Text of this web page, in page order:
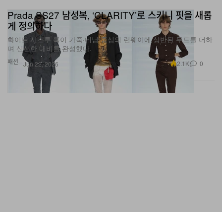
패션
Prada SS27 남성복, ‘CLARITY’로 스키니 핏을 새롭
게 정의하다
화이트 시스루 룩이 가죽·데님 중심의 런웨이에 상반된 무드를 더하
며 신선한 대비를 완성했다.
Jun 22, 2026 2.1K 0